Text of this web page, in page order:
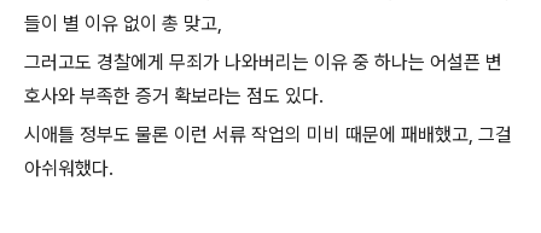
들이 별 이유 없이 총 맞고,
그러고도 경찰에게 무죄가 나와버리는 이유 중 하나는 어설픈 변
호사와 부족한 증거 확보라는 점도 있다.
시애틀 정부도 물론 이런 서류 작업의 미비 때문에 패배했고, 그걸
아쉬워했다.